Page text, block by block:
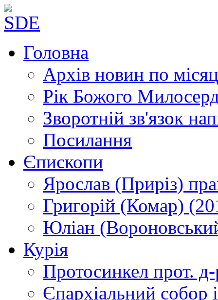
Головна
Архів новин по
Рік Божого
Зворотній зв'язок
Посилання
Єпископи
Ярослав (Приріз)
Григорій (Комар)
Юліан
Курія
Протосинкел прот.
Єпархіальний собор